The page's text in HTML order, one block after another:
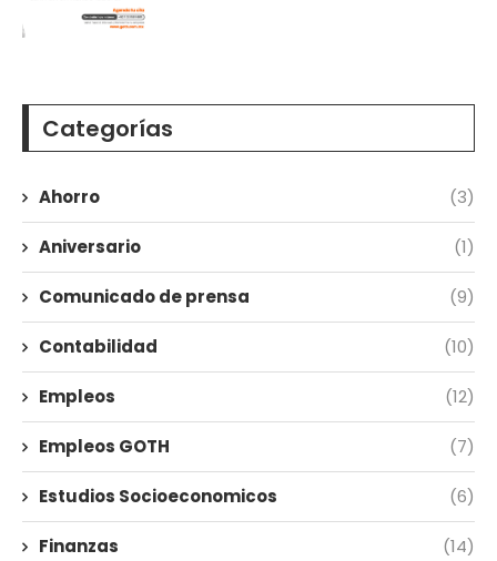
Categorías
Ahorro (3)
Aniversario (1)
Comunicado de prensa (9)
Contabilidad (10)
Empleos (12)
Empleos GOTH (7)
Estudios Socioeconomicos (6)
Finanzas (14)